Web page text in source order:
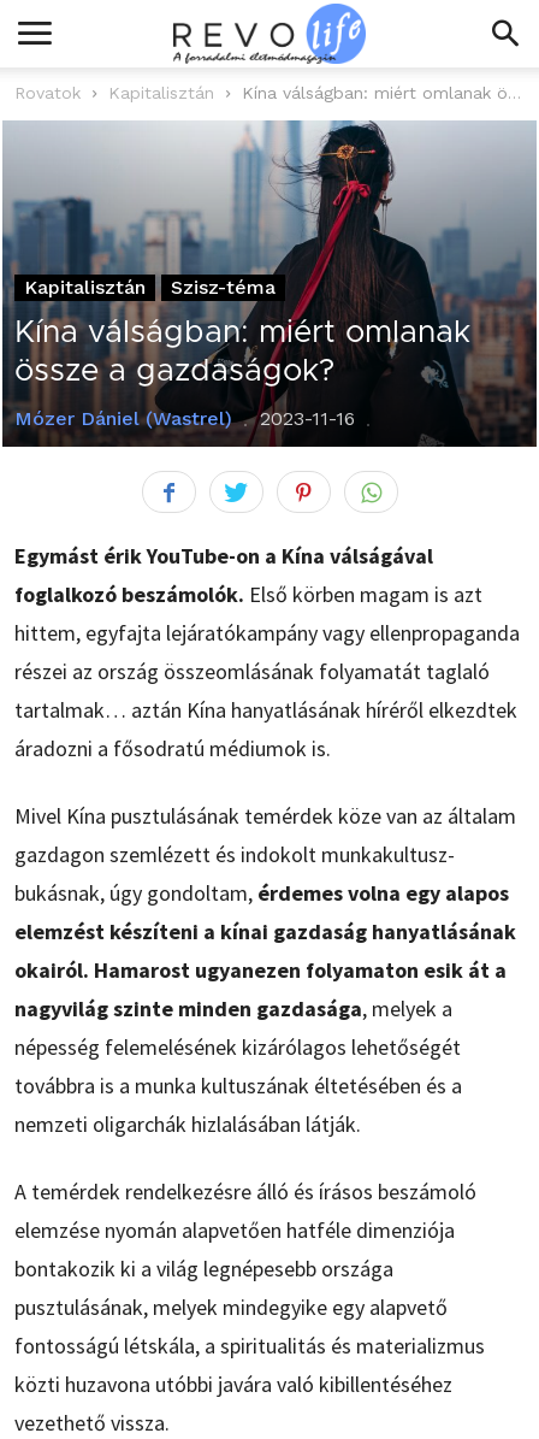
Rovatok Kapitalisztán Kína válságban: miért omlanak össze a gazdaságok?
Kapitalisztán Szisz-téma
Kína válságban: miért omlanak
össze a gazdaságok?
Mózer Dániel (Wastrel) 2023-11-16
Egymást érik YouTube-on a Kína válságával
foglalkozó beszámolók. Első körben magam is azt
hittem, egyfajta lejáratókampány vagy ellenpropaganda
részei az ország összeomlásának folyamatát taglaló
tartalmak… aztán Kína hanyatlásának híréről elkezdtek
áradozni a fősodratú médiumok is.
Mivel Kína pusztulásának temérdek köze van az általam
gazdagon szemlézett és indokolt munkakultusz-
bukásnak, úgy gondoltam, érdemes volna egy alapos
elemzést készíteni a kínai gazdaság hanyatlásának
okairól. Hamarost ugyanezen folyamaton esik át a
nagyvilág szinte minden gazdasága, melyek a
népesség felemelésének kizárólagos lehetőségét
továbbra is a munka kultuszának éltetésében és a
nemzeti oligarchák hizlalásában látják.
A temérdek rendelkezésre álló és írásos beszámoló
elemzése nyomán alapvetően hatféle dimenziója
bontakozik ki a világ legnépesebb országa
pusztulásának, melyek mindegyike egy alapvető
fontosságú létskála, a spiritualitás és materializmus
közti huzavona utóbbi javára való kibillentéséhez
vezethető vissza.